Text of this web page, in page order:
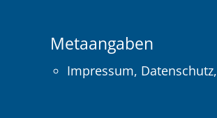
Metaangaben
Impressum, Datenschutz,